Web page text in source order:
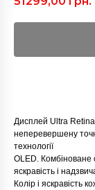
Дисплей Ultra Retina
неперевершену
технології
OLED. Комбіноване
яскравість і
Колір і яскравість